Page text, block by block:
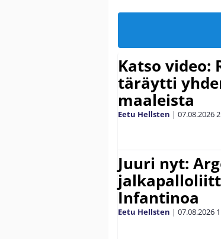
Katso video:
täräytti
maaleista
Eetu Hellsten | 07.08.2026
Juuri nyt:
Infantinoa
Eetu Hellsten | 07.08.2026